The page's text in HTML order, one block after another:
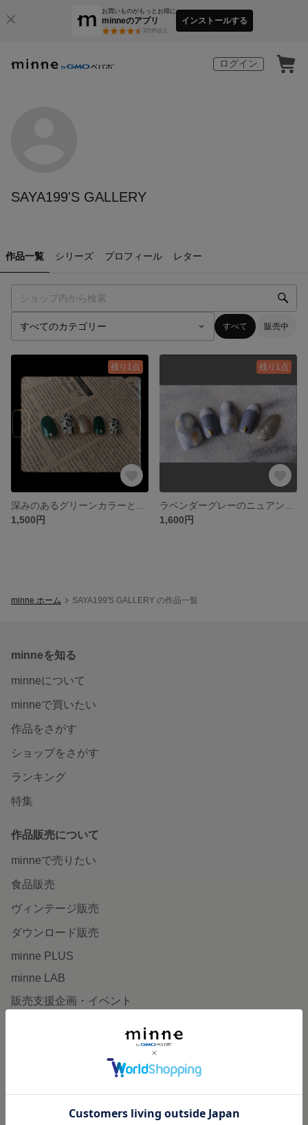
お買いものがもっとお得に
minneのアプリ
3万件以上
インストールする
ログイン
SAYA199'S GALLERY
作品一覧 シリーズ プロフィール レター
すべて 販売中
残り1点
1,500円
残り1点
1,600円
minne ホーム SAYA199'S GALLERY の作品一覧
minneを知る
minneについて
minneで買いたい
作品をさがす
ショップをさがす
ランキング
特集
作品販売について
minneで売りたい
食品販売
ヴィンテージ販売
ダウンロード販売
minne PLUS
minne LAB
販売支援企画・イベント
minneとものづくりと